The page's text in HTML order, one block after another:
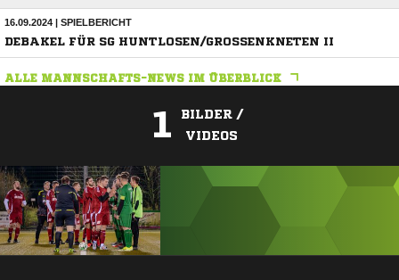
16.09.2024 | SPIELBERICHT
DEBAKEL FÜR SG HUNTLOSEN/GROSSENKNETEN II
ALLE MANNSCHAFTS-NEWS IM ÜBERBLICK
1
BILDER /
VIDEOS